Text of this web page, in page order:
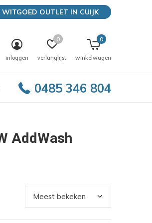
0485 346 804
inloggen verlanglijst
0
winkelwagen
0
OUTLET IN CUIJK
AddWash